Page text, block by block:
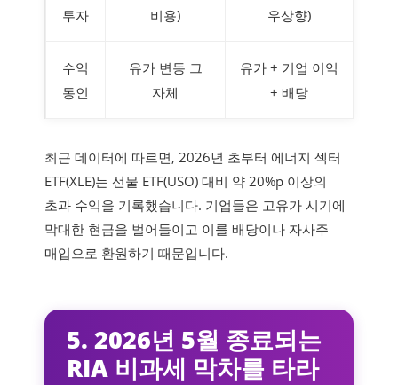
투자
비용)
우상향)
수익
동인
유가 변동 그
자체
유가 + 기업 이익
+ 배당
최근 데이터에 따르면, 2026년 초부터 에너지 섹터
ETF(XLE)는 선물 ETF(USO) 대비 약 20%p 이상의
초과 수익을 기록했습니다. 기업들은 고유가 시기에
막대한 현금을 벌어들이고 이를 배당이나 자사주
매입으로 환원하기 때문입니다.
5. 2026년 5월 종료되는
RIA 비과세 막차를 타라